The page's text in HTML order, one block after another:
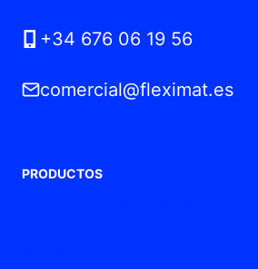
+34 676 06 19 56
comercial@fleximat.es
PRODUCTOS